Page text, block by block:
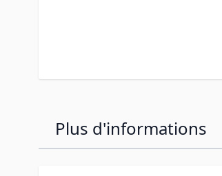
Plus d'informations